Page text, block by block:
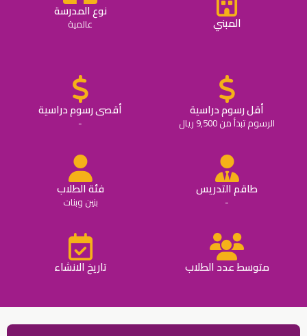
المبني
نوع المدرسة
عالمية
أقل رسوم دراسية
الرسوم تبدأ من 9,500 ريال
أقصى رسوم دراسية
-
طاقم التدريس
-
فئة الطلاب
بنين وبنات
متوسط عدد الطلاب تاريخ الانشاء